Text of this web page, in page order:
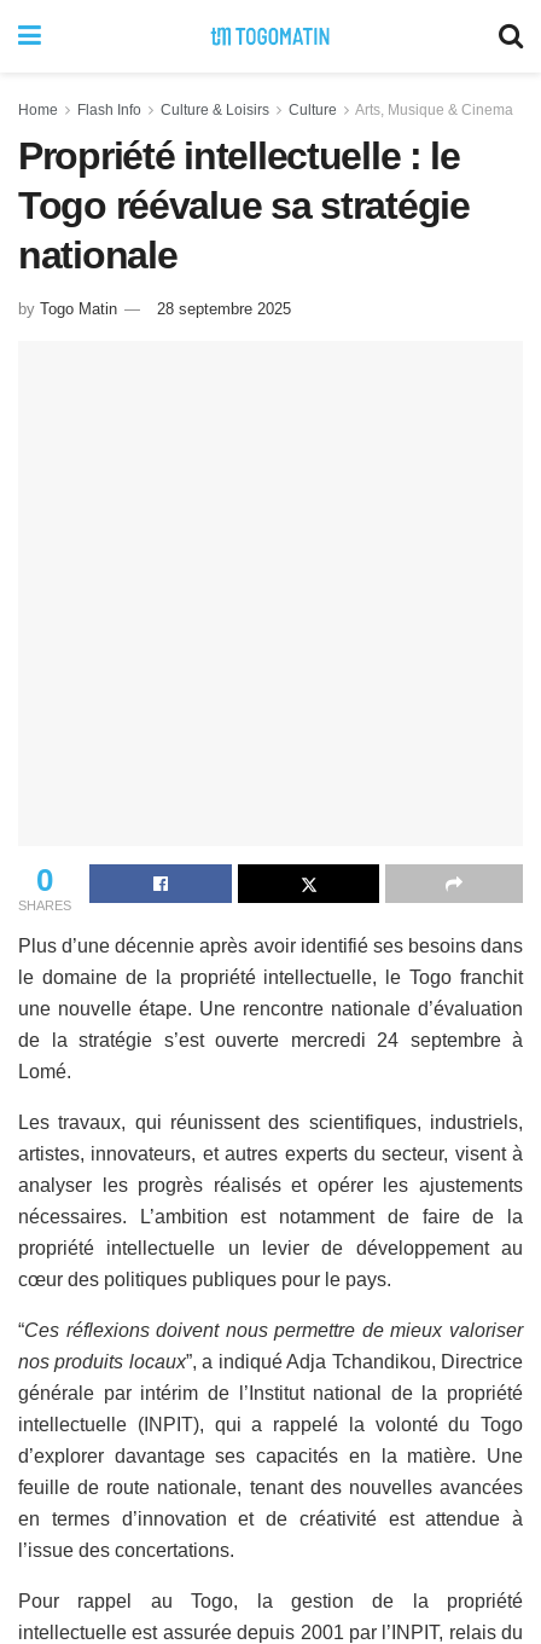
Home Flash Info Culture & Loisirs Culture Arts, Musique & Cinema
Propriété intellectuelle : le
Togo réévalue sa stratégie
nationale
by Togo Matin 28 septembre 2025
0
SHARES
Plus d’une décennie après avoir identifié ses besoins dans
le domaine de la propriété intellectuelle, le Togo franchit
une nouvelle étape. Une rencontre nationale d’évaluation
de la stratégie s’est ouverte mercredi 24 septembre à
Lomé.
Les travaux, qui réunissent des scientifiques, industriels,
artistes, innovateurs, et autres experts du secteur, visent à
analyser les progrès réalisés et opérer les ajustements
nécessaires. L’ambition est notamment de faire de la
propriété intellectuelle un levier de développement au
cœur des politiques publiques pour le pays.
“Ces réflexions doivent nous permettre de mieux valoriser
nos produits locaux”, a indiqué Adja Tchandikou, Directrice
générale par intérim de l’Institut national de la propriété
intellectuelle (INPIT), qui a rappelé la volonté du Togo
d’explorer davantage ses capacités en la matière. Une
feuille de route nationale, tenant des nouvelles avancées
en termes d’innovation et de créativité est attendue à
l’issue des concertations.
Pour rappel au Togo, la gestion de la propriété
intellectuelle est assurée depuis 2001 par l’INPIT, relais du